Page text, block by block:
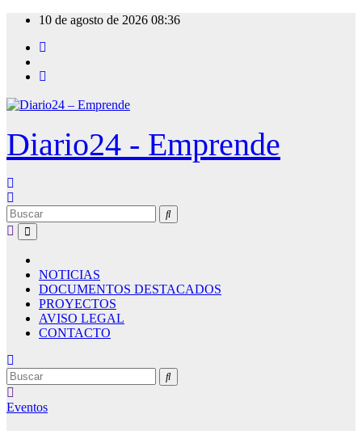
contenido
10 de agosto de 2026 08:36
Diario24 - Emprende
NOTICIAS
DOCUMENTOS DESTACADOS
PROYECTOS
AVISO LEGAL
CONTACTO
Eventos